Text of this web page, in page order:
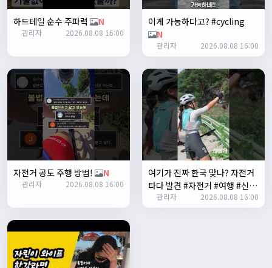
Leepi08:05:10
좌측 로고(메인 대문) 누르면 홈으로 이동할때 왼쪽으로 가서
눌러야 해서 불편하네요. 가운데에 있거나 빈공간을 눌러도
메인으로 이동하게 해주실수 있나요>?
관리자 16:50:47
한번 확인해보겠습니다 :)
2/8/2025
명신이10:43:01
너무 추워요
2/10/2025
부두게이 BRBR09:54:20
잔차나라 화이팅!!
관리자 10:15:31
감사합니다 파이팅!!!!
2/14/2025
서준22:03:11
저 첫 로드로 힉스 바버비 살려하는데 괜찮나요?
2/16/2025
하드테일 순수 주파력 N
관리자 2026.08.08 16:00
이게 가능하다고? #cycling
N
관리자 2026.08.08 16:00
자전거 공도 주행 방법! N
관리자 2026.08.08 16:00
여기가 진짜 한국 맞나? 자전거
타다 발견 #자전거 #여행 #신기
한곳
N
관리자 2026.08.08 16:00